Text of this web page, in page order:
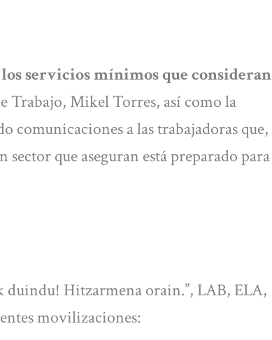
servicios mínimos que consideran
Trabajo, Mikel Torres, así como la
comunicaciones a las trabajadoras que,
que aseguran está preparado para
duindu! Hitzarmena orain.”, LAB, ELA,
movilizaciones: